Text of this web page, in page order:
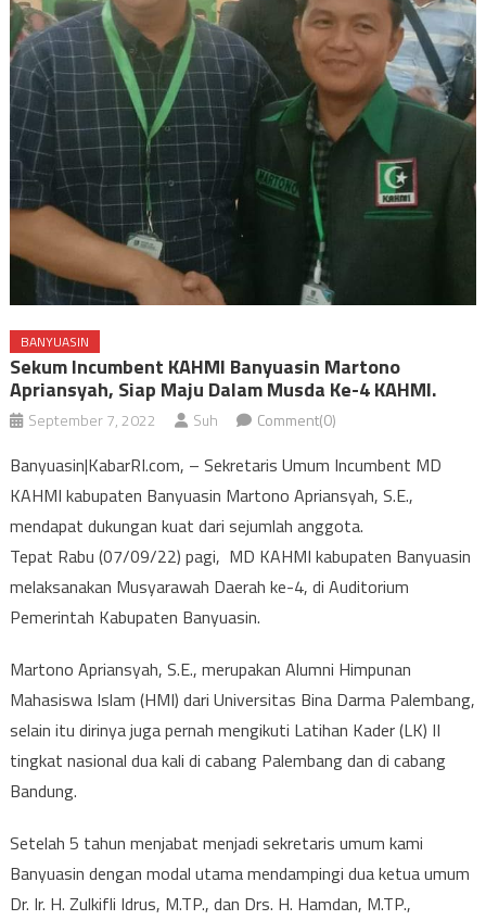
BANYUASIN
Sekum Incumbent KAHMI Banyuasin Martono
Apriansyah, Siap Maju Dalam Musda Ke-4 KAHMI.
September 7, 2022 Suh Comment(0)
Banyuasin|KabarRI.com, – Sekretaris Umum Incumbent MD
KAHMI kabupaten Banyuasin Martono Apriansyah, S.E.,
mendapat dukungan kuat dari sejumlah anggota.
Tepat Rabu (07/09/22) pagi, MD KAHMI kabupaten Banyuasin
melaksanakan Musyarawah Daerah ke-4, di Auditorium
Pemerintah Kabupaten Banyuasin.
Martono Apriansyah, S.E., merupakan Alumni Himpunan
Mahasiswa Islam (HMI) dari Universitas Bina Darma Palembang,
selain itu dirinya juga pernah mengikuti Latihan Kader (LK) II
tingkat nasional dua kali di cabang Palembang dan di cabang
Bandung.
Setelah 5 tahun menjabat menjadi sekretaris umum kami
Banyuasin dengan modal utama mendampingi dua ketua umum
Dr. Ir. H. Zulkifli Idrus, M.TP., dan Drs. H. Hamdan, M.TP.,